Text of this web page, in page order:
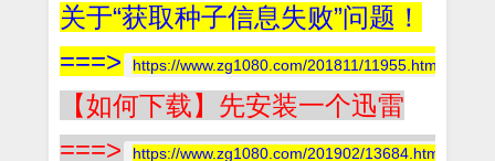
关于“获取种子信息失败”问题！
===>
https://www.zg1080.com/201811/11955.html
【如何下载】先安装一个迅雷
===>
https://www.zg1080.com/201902/13684.html